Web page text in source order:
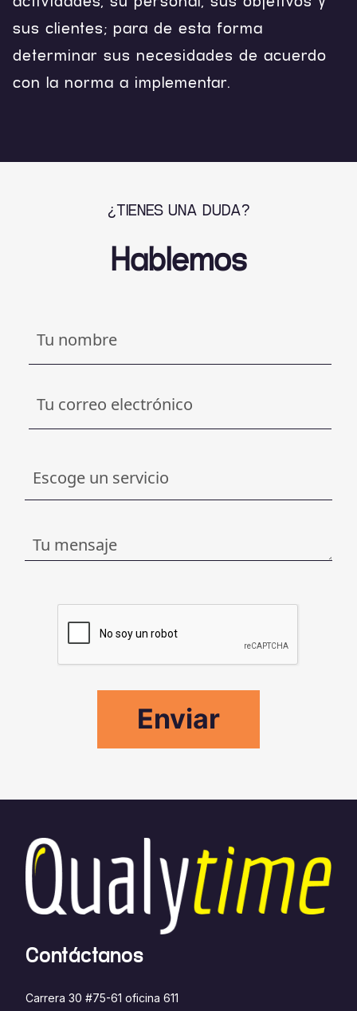
sus clientes; para de esta forma
determinar sus necesidades de acuerdo
con la norma a implementar.
¿TIENES UNA DUDA?
Hablemos
Contáctanos
Carrera 30 #75-61 oficina 611